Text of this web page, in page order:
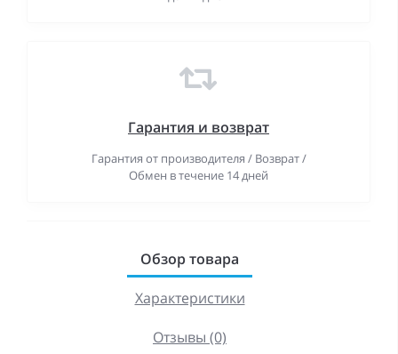
Гарантия и возврат
Гарантия от производителя / Возврат /
Обмен в течение 14 дней
Обзор товара
Характеристики
Отзывы (0)